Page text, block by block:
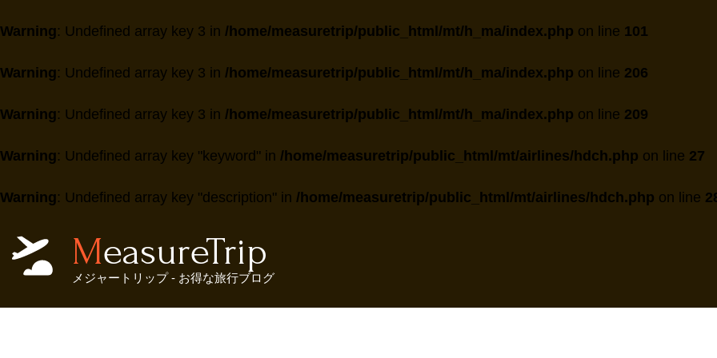
Warning: Undefined array key 3 in /home/measuretrip/public_html/mt/h_ma/index.php on line 101
Warning: Undefined array key 3 in /home/measuretrip/public_html/mt/h_ma/index.php on line 206
Warning: Undefined array key 3 in /home/measuretrip/public_html/mt/h_ma/index.php on line 209
Warning: Undefined array key "keyword" in /home/measuretrip/public_html/mt/airlines/hdch.php on line 27
Warning: Undefined array key "description" in /home/measuretrip/public_html/mt/airlines/hdch.php on line
MeasureTrip
メジャートリップ - お得な旅行ブログ